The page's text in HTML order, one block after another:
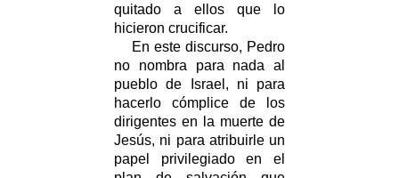
quitado a ellos que lo
hicieron crucificar.
En este discurso, Pedro
no nombra para nada al
pueblo de Israel, ni para
hacerlo cómplice de los
dirigentes en la muerte de
Jesús, ni para atribuirle un
papel privilegiado en el